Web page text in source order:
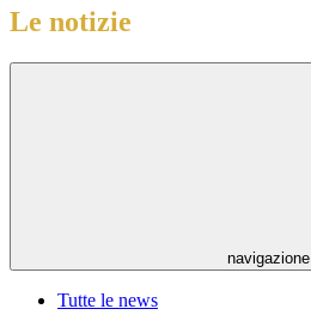
Le notizie
navigazione
Tutte le news